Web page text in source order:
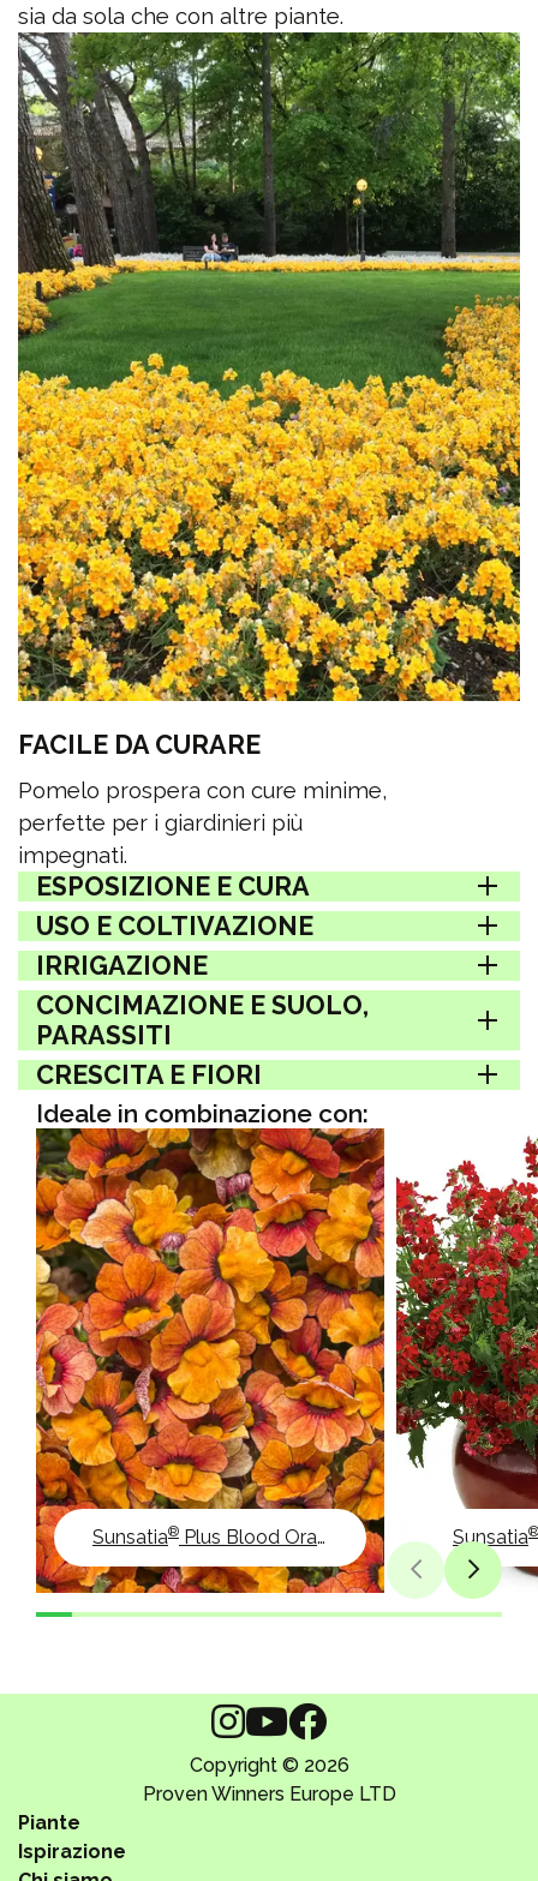
sia da sola che con altre piante.
FACILE DA CURARE
Pomelo prospera con cure minime,
perfette per i giardinieri più
impegnati.
ESPOSIZIONE E CURA
USO E COLTIVAZIONE
IRRIGAZIONE
CONCIMAZIONE E SUOLO,
PARASSITI
CRESCITA E FIORI
Ideale in combinazione con:
Sunsatia® Plus Blood Orange Sunsatia®
Copyright © 2026
Proven Winners Europe LTD
Piante
Ispirazione